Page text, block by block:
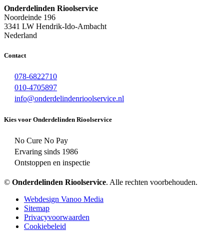
Onderdelinden Rioolservice
Noordeinde 196
3341 LW Hendrik-Ido-Ambacht
Nederland
Contact
078-6822710
010-4705897
info@onderdelindenrioolservice.nl
Kies voor Onderdelinden Rioolservice
No Cure No Pay
Ervaring sinds 1986
Ontstoppen en inspectie
© Onderdelinden Rioolservice. Alle rechten voorbehouden.
Webdesign Vanoo Media
Sitemap
Privacyvoorwaarden
Cookiebeleid